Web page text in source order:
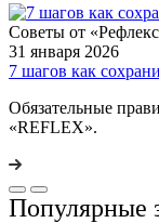
Советы от
31 января 2026
7 шагов как
Обязательные
«REFLEX».
Популярные